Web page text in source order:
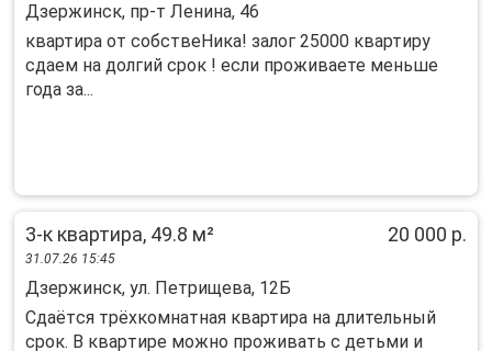
Дзержинск, пр-т Ленина, 46
квартира от собствеНика! залог 25000 квартиру
сдаем на долгий срок ! если проживаете меньше
года за...
3-к квартира, 49.8 м² 20 000 р.
31.07.26 15:45
Дзержинск, ул. Петрищева, 12Б
Cдаётcя тpёxкoмнатная квартира нa длительный
cрoк. В кваpтиpе можнo пpoживaть c дeтьми и